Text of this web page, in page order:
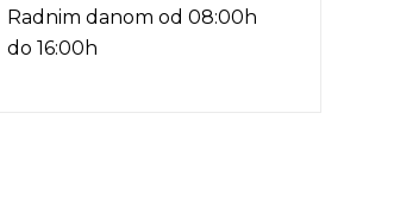
Radnim danom od 08:00h
do 16:00h